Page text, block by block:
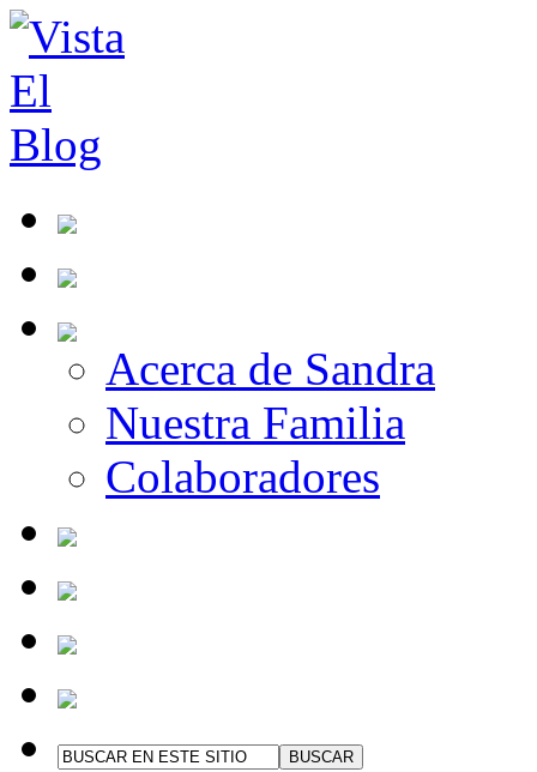
Acerca de Sandra
Nuestra Familia
Colaboradores